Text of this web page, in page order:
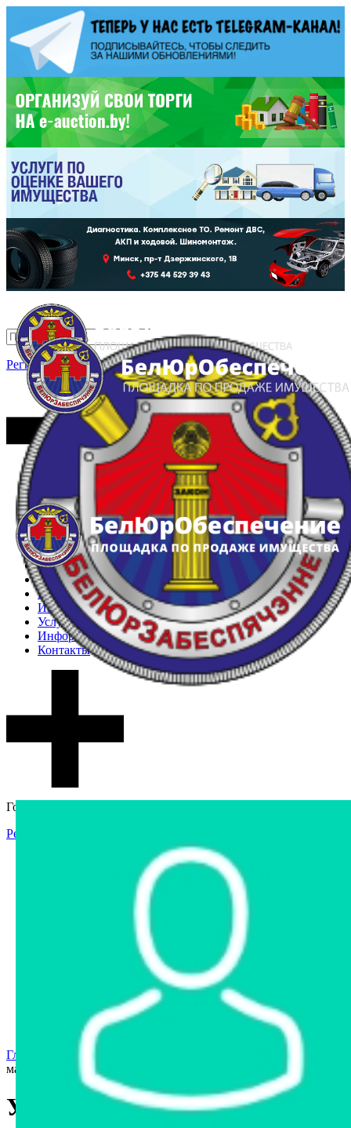
Регистрация Вход
Главная
Арестованное имущество
Реестр несостоявшихся торгов
Реестр переоценок
Частное имущество
Государственное имущество
Интернет-магазин
Интернет-витрина
Услуги
Информация
Контакты
Гостевой доступ
Регистрация
Интернет-магазин
Интернет-витрина
Арестованное имущество
Реестр несостоявшихся торгов
Реестр переоценок
Государственное имущество
Главная страница
машина
Упаковочная машина